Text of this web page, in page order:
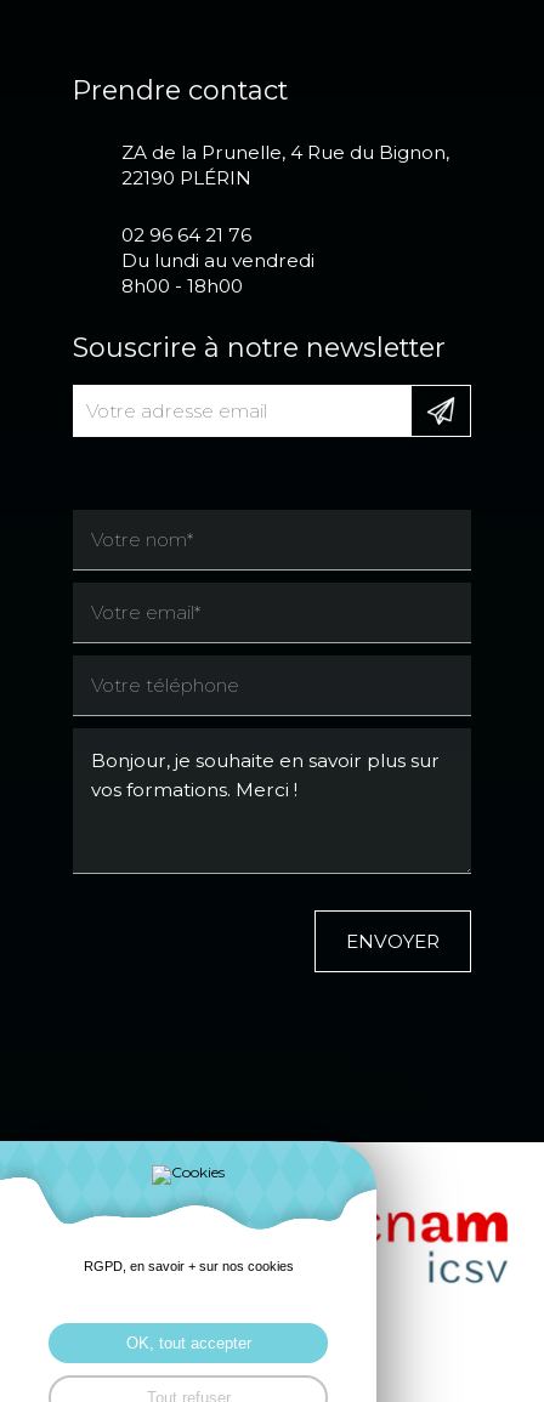
Prendre contact
ZA de la Prunelle, 4 Rue du Bignon,
22190 PLÉRIN
02 96 64 21 76
Du lundi au vendredi
8h00 - 18h00
Souscrire à notre newsletter
ENVOYER
RGPD, en savoir + sur nos cookies
OK, tout accepter
Tout refuser